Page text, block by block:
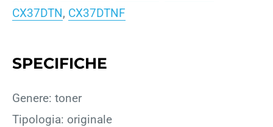
CX37DTN, CX37DTNF
SPECIFICHE
Genere: toner
Tipologia: originale